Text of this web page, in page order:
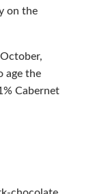
on the
age the
Cabernet